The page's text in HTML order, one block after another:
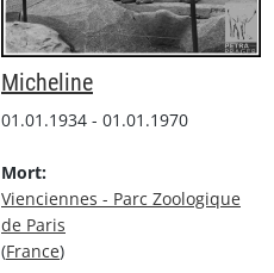
Micheline
01.01.1934 - 01.01.1970
Mort:
Vienciennes - Parc Zoologique
de Paris
(France)